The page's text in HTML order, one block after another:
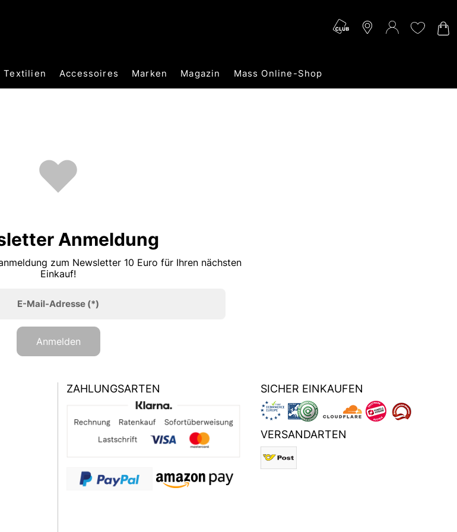
Textilien Accessoires Marken Magazin Mass Online-Shop
Anmeldung
zum Newsletter 10 Euro für Ihren nächsten
Einkauf!
E-Mail-Adresse(*)
Anmelden
ZAHLUNGSARTEN SICHER EINKAUFEN
VERSANDARTEN